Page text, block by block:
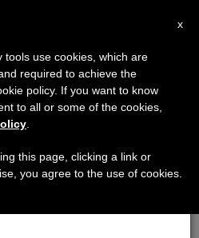
×
agosto haremos la pausa
en el periodo de verano
y también el
x
use cookies, which are
required to achieve the
policy. If you want to know
to all or some of the cookies,
this page, clicking a link or
you agree to the use of cookies.